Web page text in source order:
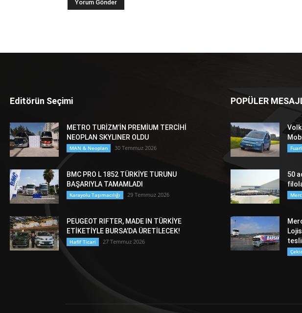
Ismimi, e-postamı ve web sitemi bir dahaki sefere bu tarayıcıya kaydet.
Editörün Seçimi
MAN & Neoplan 30 Temmuz 2026
Karayolu Taşımacılığı 29 Temmuz 2026
PEUGEOT RIFTER, MADE IN TÜRKİYE
ETİKETİYLE BURSA’DA ÜRETİLECEK!
Hafif Ticari
POPÜLER
50